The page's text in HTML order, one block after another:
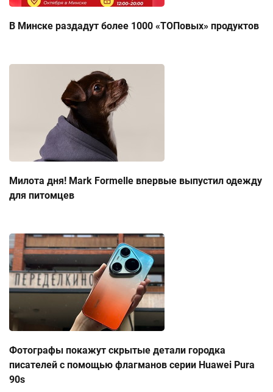
В Минске раздадут более 1000 «ТОПовых» продуктов
Милота дня! Mark Formelle впервые выпустил одежду
для питомцев
Фотографы покажут скрытые детали городка
писателей с помощью флагманов серии Huawei Pura
90s